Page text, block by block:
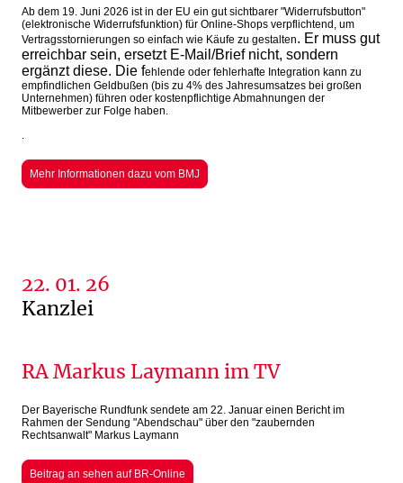
Ab dem 19. Juni 2026 ist in der EU ein gut sichtbarer "Widerrufsbutton"
(elektronische Widerrufsfunktion) für Online-Shops verpflichtend, um
Vertragsstornierungen so einfach wie Käufe zu gestalten. Er muss gut
erreichbar sein, ersetzt E-Mail/Brief nicht, sondern
ergänzt diese. Die fehlende oder fehlerhafte Integration kann zu
empfindlichen Geldbußen (bis zu 4% des Jahresumsatzes bei großen
Unternehmen) führen oder kostenpflichtige Abmahnungen der
Mitbewerber zur Folge haben.
Mehr Informationen dazu vom BMJ
22. 01. 26
Kanzlei
RA Markus Laymann im TV
Der Bayerische Rundfunk sendete am 22. Januar einen Bericht im
Rahmen der Sendung "Abendschau" über den "zaubernden
Rechtsanwalt" Markus Laymann
Beitrag an sehen auf BR-Online